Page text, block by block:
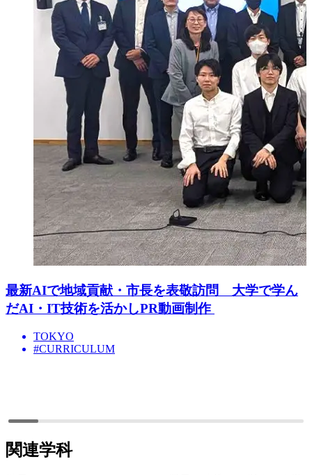
最新AIで地域貢献・市長を表敬訪問 大学で学ん
だAI・IT技術を活かしPR動画制作
TOKYO
#CURRICULUM
関連学科